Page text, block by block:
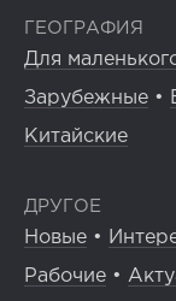
ГЕОГРАФИЯ
Для
Зарубежные •
Китайские
ДРУГОЕ
Новые •
Рабочие •